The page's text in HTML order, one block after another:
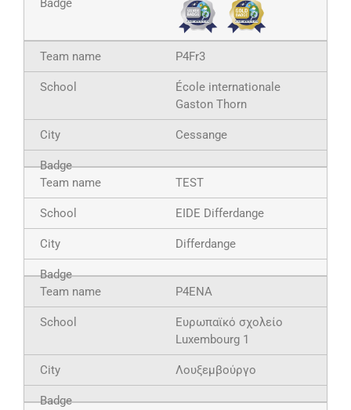
P4Fr3
École internationale
Gaston Thorn
Cessange
TEST
EIDE Differdange
Differdange
P4ENA
Ευρωπαϊκό σχολείο
Luxembourg 1
Λουξεμβούργο